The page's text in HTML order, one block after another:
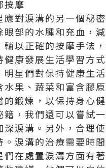
按摩
應對淚溝的另一個秘
眼部的水腫和充血，
輔以正確的按摩手法
健康發展生活學習方式
明星們對保持健康生
水果、蔬菜和富含膠
的鍛煉，以保持身心
籍，我們還可以嘗試
深淚溝。另外，合理
淚溝的治療需要時間
們在處置淚溝方面有